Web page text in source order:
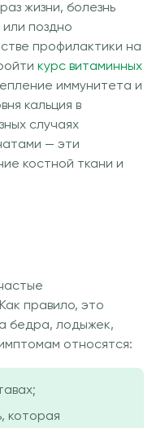
жизни, болезнь
поздно
профилактики на
курс витаминных
иммунитета и
кальция в
случаях
— эти
костной ткани и
правило, это
бедра, лодыжек,
относятся:
которая